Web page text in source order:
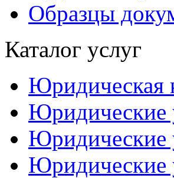
Образцы
Каталог услуг
Юридическая
Юридические
Юридические
Юридические